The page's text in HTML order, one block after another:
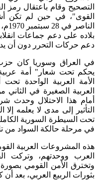
التصحيح وقام باعتقال رمز
القوى"، في حين لم تكن
بلاده على دعم جماعات
دعم حركات التحرر دون أن
في العراق وسوريا كان حزب
يحكم تحت شعار" أمة
الأمة العربية الواحدة
أمام هذا الاحتلال
التأثير إلى مدى لا يعلمه
تحت السيطرة السورية
في مرحلة حالكة السواد من
هذه المشروعات العربية
العرب ووحدتهم، وتركت
وتخترق الأمن القومي
بثورات الربيع العربي، بعد